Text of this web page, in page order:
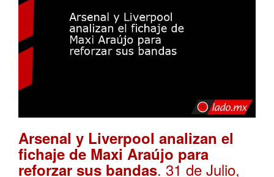
Arsenal y Liverpool analizan el
fichaje de Maxi Araújo para
reforzar sus bandas. 31 de Julio,